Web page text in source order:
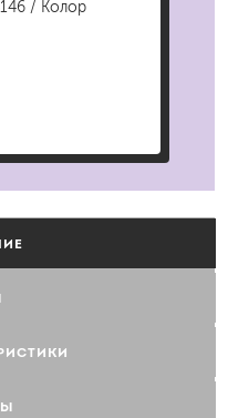
/ Колор